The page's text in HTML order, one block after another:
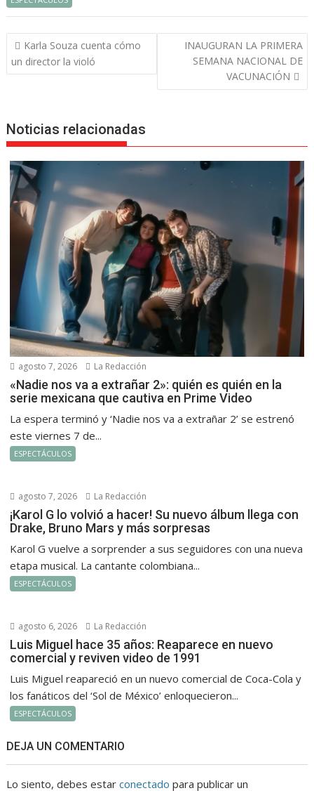
Navegación
de
entradas
Karla Souza cuenta cómo
un director la violó
INAUGURAN LA PRIMERA
SEMANA NACIONAL DE
VACUNACIÓN
Noticias relacionadas
agosto 7, 2026 La Redacción
«Nadie nos va a extrañar 2»: quién es quién en la
serie mexicana que cautiva en Prime Video
La espera terminó y ‘Nadie nos va a extrañar 2’ se estrenó
este viernes 7 de...
ESPECTÁCULOS
agosto 7, 2026 La Redacción
¡Karol G lo volvió a hacer! Su nuevo álbum llega con
Drake, Bruno Mars y más sorpresas
Karol G vuelve a sorprender a sus seguidores con una nueva
etapa musical. La cantante colombiana...
ESPECTÁCULOS
agosto 6, 2026 La Redacción
Luis Miguel hace 35 años: Reaparece en nuevo
comercial y reviven video de 1991
Luis Miguel reapareció en un nuevo comercial de Coca-Cola y
los fanáticos del ‘Sol de México’ enloquecieron...
ESPECTÁCULOS
DEJA UN COMENTARIO
Lo siento, debes estarconectado para publicar un